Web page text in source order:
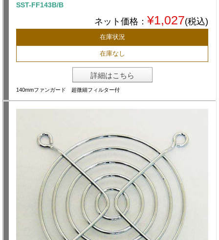
SST-FF143B/B
ネット価格： ¥1,027(税込)
在庫状況
在庫なし
詳細はこちら
140mmファンガード 超微細フィルター付